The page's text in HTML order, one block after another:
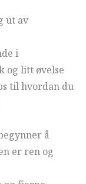
ut av
i
og litt øvelse
til hvordan du
å
er ren og